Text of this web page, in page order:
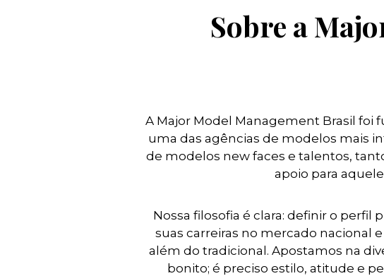
Sobre a
A Major Model Management Brasil foi
uma das agências de modelos mais
de modelos new faces e talentos,
apoio para
Nossa filosofia é clara: definir o
suas carreiras no mercado nacional
além do tradicional. Apostamos na
bonito; é preciso estilo, atitude e